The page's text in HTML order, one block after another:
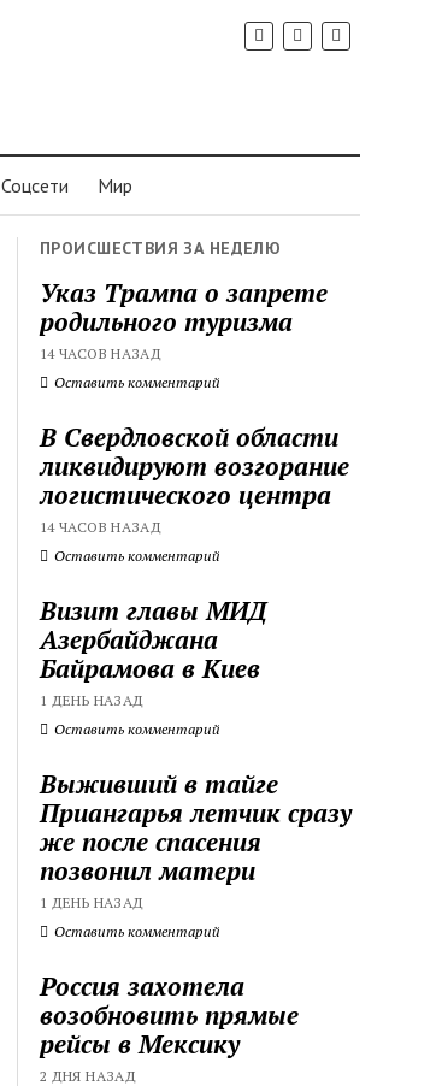
Соцсети Мир
ПРОИСШЕСТВИЯ ЗА НЕДЕЛЮ
Указ Трампа о запрете
родильного туризма
14 ЧАСОВ НАЗАД
Оставить комментарий
В Свердловской области
ликвидируют возгорание
логистического центра
14 ЧАСОВ НАЗАД
Оставить комментарий
Визит главы МИД
Азербайджана
Байрамова в Киев
1 ДЕНЬ НАЗАД
Оставить комментарий
Выживший в тайге
Приангарья летчик сразу
же после спасения
позвонил матери
1 ДЕНЬ НАЗАД
Оставить комментарий
Россия захотела
возобновить прямые
рейсы в Мексику
2 ДНЯ НАЗАД